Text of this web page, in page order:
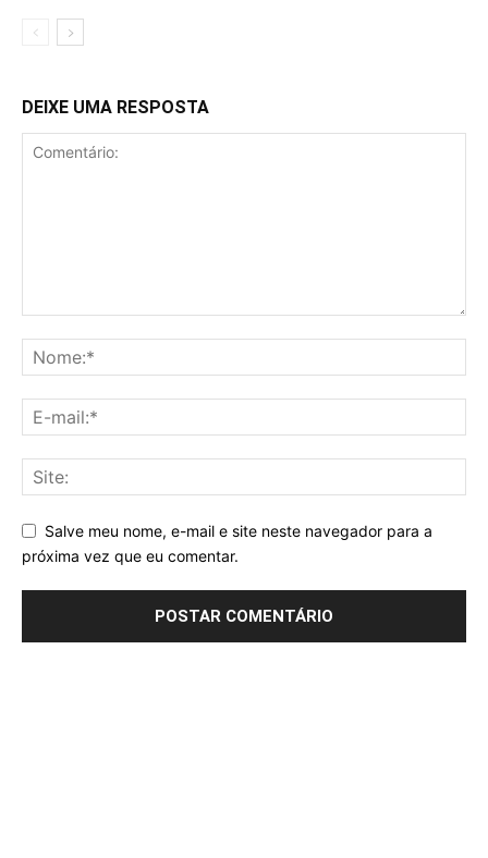
DEIXE UMA RESPOSTA
Salve meu nome, e-mail e site neste navegador para a
próxima vez que eu comentar.